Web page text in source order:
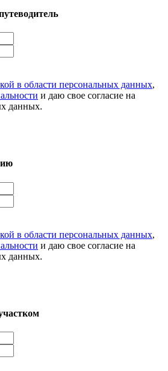
в области персональных данных,
и даю свое согласие на
данных.
в области персональных данных,
и даю свое согласие на
данных.